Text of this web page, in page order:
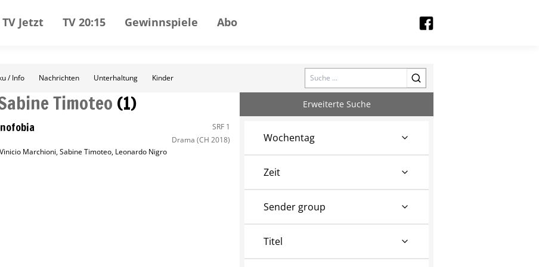
TV Jetzt TV 20:15 Gewinnspiele Abo
/ Info Nachrichten Unterhaltung Kinder Search
Timoteo (1)
SRF 1
Drama (CH 2018)
Vinicio Marchioni,Sabine Timoteo, Leonardo Nigro
Erweiterte Suche
Wochentag
Zeit
Sender group
Titel